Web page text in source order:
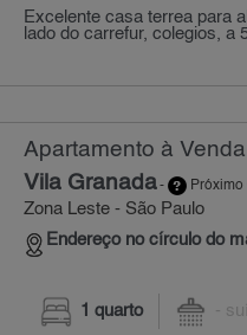
Excelente casa terrea para
lado do carrefur, colegios, a
Apartamento à
Vila Granada-
Zona Leste - São Paulo
Endereço no círculo do
1 quarto -